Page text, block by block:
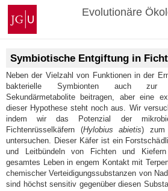
Zum
Inhalt
springen
Johannes
Gutenberg-
Universität
Evolutionäre
Symbiotische Entgiftung in
Neben der Vielzahl von Funktionen in der
bakterielle Symbionten auch zur
Sekundärmetabolite beitragen, aber eine
dieser Hypothese steht noch aus. Wir
indem wir das Potenzial der
Fichtenrüsselkäfern (Hylobius abietis) zum
untersuchen. Dieser Käfer ist ein
und Leitbündeln von Fichten und
gesamtes Leben in engem Kontakt mit
chemischer Verteidigungssubstanzen von
sind höchst sensitiv gegenüber diesen